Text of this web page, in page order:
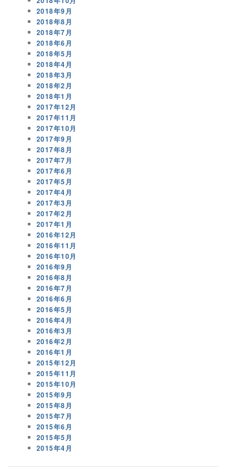
2018年9月
2018年8月
2018年7月
2018年6月
2018年5月
2018年4月
2018年3月
2018年2月
2018年1月
2017年12月
2017年11月
2017年10月
2017年9月
2017年8月
2017年7月
2017年6月
2017年5月
2017年4月
2017年3月
2017年2月
2017年1月
2016年12月
2016年11月
2016年10月
2016年9月
2016年8月
2016年7月
2016年6月
2016年5月
2016年4月
2016年3月
2016年2月
2016年1月
2015年12月
2015年11月
2015年10月
2015年9月
2015年8月
2015年7月
2015年6月
2015年5月
2015年4月